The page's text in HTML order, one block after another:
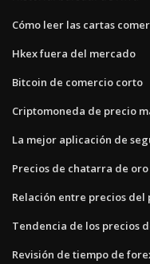
Cómo leer las cartas
Hkex fuera del mercado
Bitcoin de comercio corto
Criptomoneda de precio
La mejor aplicación de
Precios de chatarra de oro
Relación entre precios
Tendencia de los precios
Revisión de tiempo de